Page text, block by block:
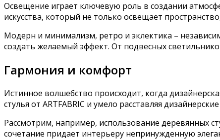
Освещение играет ключевую роль в создании
искусства, который не только освещает
Модерн и минимализм, ретро и эклектика –
создать желаемый эффект. От подвесных
Гармония и комфорт
Истинное волшебство происходит, когда
стулья от ARTFABRIC и умело расставляя
Рассмотрим, например, использование деревянных
сочетание придает интерьеру непринужденную